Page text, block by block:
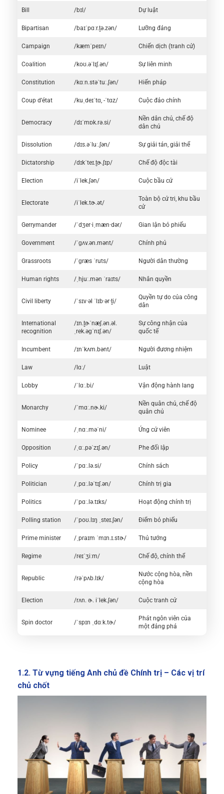
Bill /bɪl/ Dự luật
Bipartisan /baɪˈpɑːr.t̬ə.zən/ Lưỡng đảng
Campaign /kæmˈpeɪn/ Chiến dịch (tranh cử)
Coalition /koʊ.əˈlɪʃ.ən/ Sự liên minh
Constitution /kɑːn.stəˈtuː.ʃən/ Hiến pháp
Coup d’état /kuˌdeɪˈtɑ, -ˈtɑz/ Cuộc đảo chính
Democracy /dɪˈmɒk.rə.si/
Nền dân chủ, chế độ
dân chủ
Dissolution /dɪs.əˈluː.ʃən/ Sự giải tán, giải thể
Dictatorship /dɪkˈteɪ.t̬ɚ.ʃɪp/ Chế độ độc tài
Election /iˈlek.ʃən/ Cuộc bầu cử
Electorate /iˈlek.tɚ.ət/
Toàn bộ cử tri, khu bầu
cử
Gerrymander /ˈdʒer·iˌmæn·dər/ Gian lận bỏ phiếu
Government /ˈɡʌv.ən.mənt/ Chính phủ
Grassroots /ˈɡræs ˈruts/ Người dân thường
Human rights /ˌhjuː.mən ˈraɪts/ Nhân quyền
Civil liberty /ˈsɪv·əl ˈlɪb·ər·t̬i/
Quyền tự do của công
dân
International
recognition
/ɪn.t̬ɚˈnæʃ.ən.əl.
ˌrek.əɡˈnɪʃ.ən/
Sự công nhận của
quốc tế
Incumbent /ɪnˈkʌm.bənt/ Người đương nhiệm
Law /lɑː/ Luật
Lobby /ˈlɑː.bi/ Vận động hành lang
Monarchy /ˈmɑː.nɚ.ki/
Nền quân chủ, chế độ
quân chủ
Nominee /ˌnɑː.məˈni/ Ứng cử viên
Opposition /ˌɑː.pəˈzɪʃ.ən/ Phe đối lập
Policy /ˈpɑː.lə.si/ Chính sách
Politician /ˌpɑː.ləˈtɪʃ.ən/ Chính trị gia
Politics /ˈpɑː.lə.tɪks/ Hoạt động chính trị
Polling station /ˈpoʊ.lɪŋ ˌsteɪ.ʃən/ Điểm bỏ phiếu
Prime minister /ˌpraɪm ˈmɪn.ɪ.stɚ/ Thủ tướng
Regime /reɪˈʒiːm/ Chế độ, chính thể
Republic /rəˈpʌb.lɪk/
Nước cộng hòa, nền
cộng hòa
Election /rʌn. ɚ. iˈlek.ʃən/ Cuộc tranh cử
Spin doctor /ˈspɪn ˌdɑːk.tɚ/
Phát ngôn viên của
một đảng phá
1.2. Từ vựng tiếng Anh chủ đề Chính trị – Các vị trí
chủ chốt